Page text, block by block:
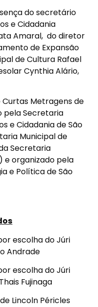
do secretário
e Cidadania
Amaral, do diretor
de Expansão
de Cultura Rafael
Cynthia Alário,
Curtas Metragens de
pela Secretaria
e Cidadania de São
Municipal de
Secretaria
e organizado pela
e Política de São
escolha do Júri
Andrade
escolha do Júri
Fujinaga
Lincoln Péricles